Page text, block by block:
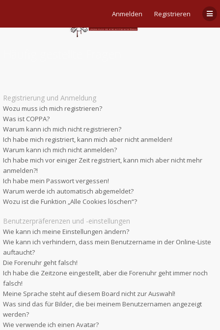
Anmelden Registrieren
Registrierung und Anmeldung
Wozu muss ich mich registrieren?
Was ist COPPA?
Warum kann ich mich nicht registrieren?
Ich habe mich registriert, kann mich aber nicht anmelden!
Warum kann ich mich nicht anmelden?
Ich habe mich vor einiger Zeit registriert, kann mich aber nicht mehr
anmelden?!
Ich habe mein Passwort vergessen!
Warum werde ich automatisch abgemeldet?
Wozu ist die Funktion „Alle Cookies löschen“?
Benutzerpräferenzen und -einstellungen
Wie kann ich meine Einstellungen ändern?
Wie kann ich verhindern, dass mein Benutzername in der Online-Liste
auftaucht?
Die Forenuhr geht falsch!
Ich habe die Zeitzone eingestellt, aber die Forenuhr geht immer noch
falsch!
Meine Sprache steht auf diesem Board nicht zur Auswahl!
Was sind das für Bilder, die bei meinem Benutzernamen angezeigt
werden?
Wie verwende ich einen Avatar?